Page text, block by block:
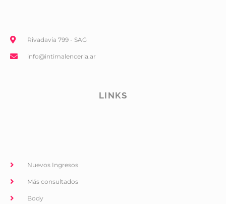
Rivadavia 799 - SAG
info@intimalenceria.ar
LINKS
Nuevos Ingresos
Más consultados
Body